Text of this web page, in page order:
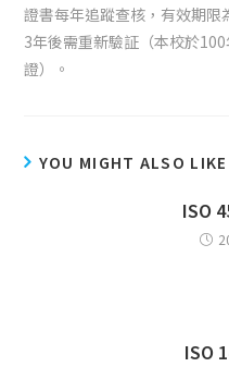
證書每年追蹤查核，有效期限
3年後需重新驗証（本校於
證）。
YOU MIGHT ALSO LIKE
ISO
ISO